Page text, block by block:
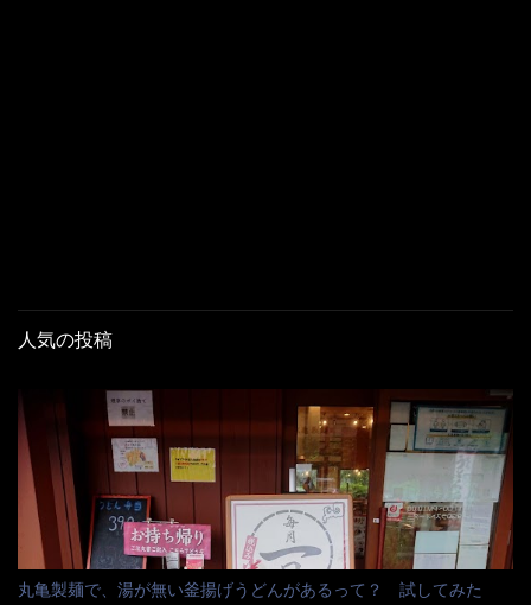
人気の投稿
丸亀製麺で、湯が無い釜揚げうどんがあるって？ 試してみた